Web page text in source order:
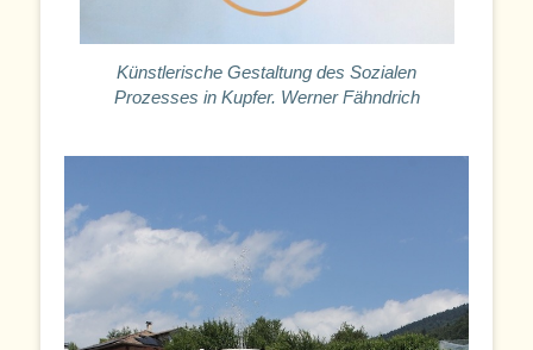
Künstlerische Gestaltung des Sozialen
Prozesses in Kupfer. Werner Fähndrich